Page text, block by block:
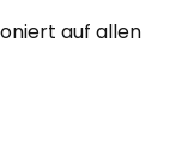
auf allen